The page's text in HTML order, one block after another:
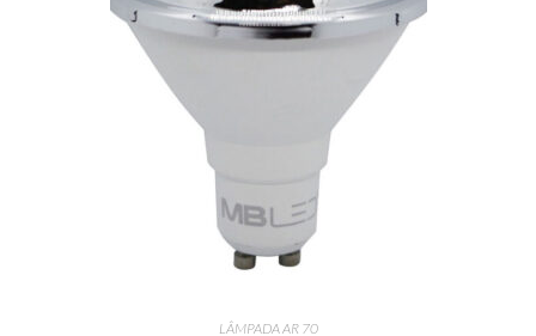
LÂMPADA AR 70